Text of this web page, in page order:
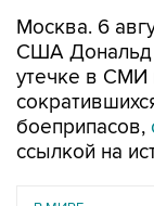
утечке в СМИ
боеприпасов,
ссылкой на
В МИРЕ